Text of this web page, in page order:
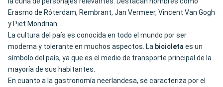
Erasmo de Róterdam, Rembrant, Jan Vermeer, Vincent Van Gogh
y Piet Mondrian.
La cultura del país es conocida en todo el mundo por ser
moderna y tolerante en muchos aspectos. La bicicletaes un
símbolo del país, ya que es el medio de transporte principal de la
mayoría de sus habitantes.
En cuanto a la gastronomía neerlandesa, se caracteriza por el